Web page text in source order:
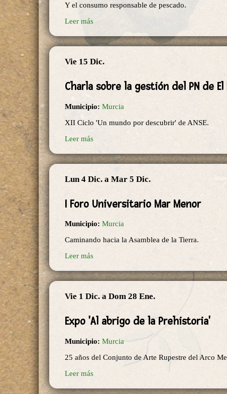
Y el consumo responsable de pescado.
Leer más
Vie 15 Dic.
Charla sobre la gestión del PN de El
Municipio: Murcia
XII Ciclo 'Un mundo por descubrir' de ANSE.
Leer más
Lun 4 Dic. a Mar 5 Dic.
I Foro Universitario Mar Menor
Municipio: Murcia
Caminando hacia la Asamblea de la Tierra.
Leer más
Vie 1 Dic. a Dom 28 Ene.
Expo 'Al abrigo de la Prehistoria'
Municipio: Murcia
25 años del Conjunto de Arte Rupestre del Arco
Leer más